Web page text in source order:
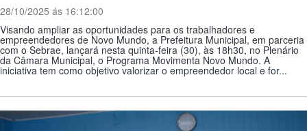
28/10/2025 ás 16:12:00
Visando ampliar as oportunidades para os trabalhadores e
empreendedores de Novo Mundo, a Prefeitura Municipal, em parceria
com o Sebrae, lançará nesta quinta-feira (30), às 18h30, no Plenário
da Câmara Municipal, o Programa Movimenta Novo Mundo. A
iniciativa tem como objetivo valorizar o empreendedor local e for...